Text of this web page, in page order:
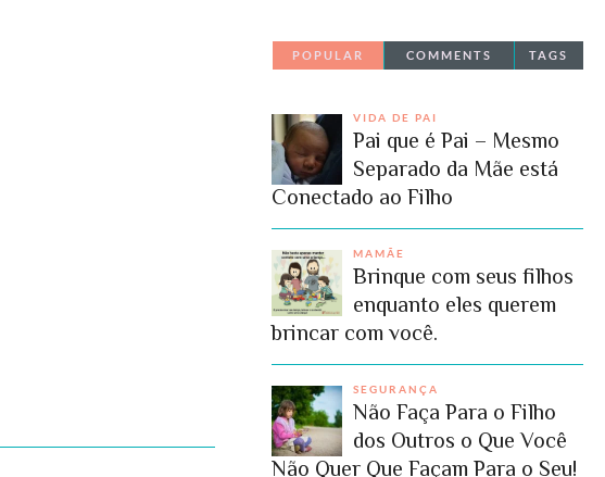
POPULAR COMMENTS TAGS
VIDA DE PAI
Pai que é Pai – Mesmo
Separado da Mãe está
Conectado ao Filho
MAMÃE
Brinque com seus filhos
enquanto eles querem
brincar com você.
SEGURANÇA
Não Faça Para o Filho
dos Outros o Que Você
Não Quer Que Façam Para o Seu!